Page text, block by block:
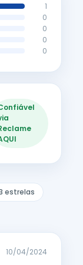
1
0
0
0
0
estrelas
10/04/2024